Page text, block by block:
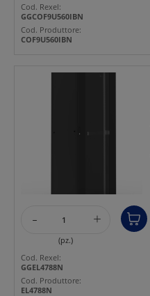
Cod. Rexel:
GGCOF9U560IBN
Cod. Produttore:
COF9U560IBN
- +
(pz.)
Cod. Rexel:
GGEL4788N
Cod. Produttore:
EL4788N